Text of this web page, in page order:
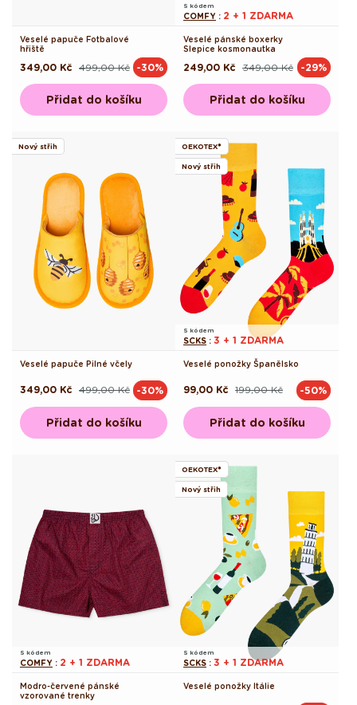
Veselé papuče Fotbalové
hřiště
Běžná
499,00 Kč
Výprodejová
349,00 Kč -30%
Přidat do košíku
S kódem
COMFY : 2 + 1 ZDARMA
Veselé pánské boxerky
Slepice kosmonautka
Běžná
349,00 Kč
Výprodejová
249,00 Kč -29%
Přidat do košíku
Nový střih
Veselé papuče Pilné včely
Běžná
499,00 Kč
Výprodejová
349,00 Kč -30%
Přidat do košíku
OEKOTEX®
Nový střih
S kódem
SCKS : 3 + 1 ZDARMA
Veselé ponožky Španělsko
Běžná
199,00 Kč
Výprodejová
99,00 Kč -50%
Přidat do košíku
S kódem
COMFY : 2 + 1 ZDARMA
Modro-červené pánské
vzorované trenky
OEKOTEX®
Nový střih
S kódem
SCKS : 3 + 1 ZDARMA
Veselé ponožky Itálie